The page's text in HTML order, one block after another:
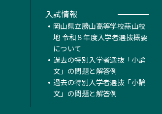
入試情報
岡山県立勝山高等学校蒜山校
地 令和８年度入学者選抜概要
について
過去の特別入学者選抜「小論
文」の問題と解答例
過去の特別入学者選抜「小論
文」の問題と解答例